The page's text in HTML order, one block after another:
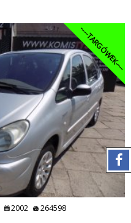
----TARGÓWEK----
2002 264598